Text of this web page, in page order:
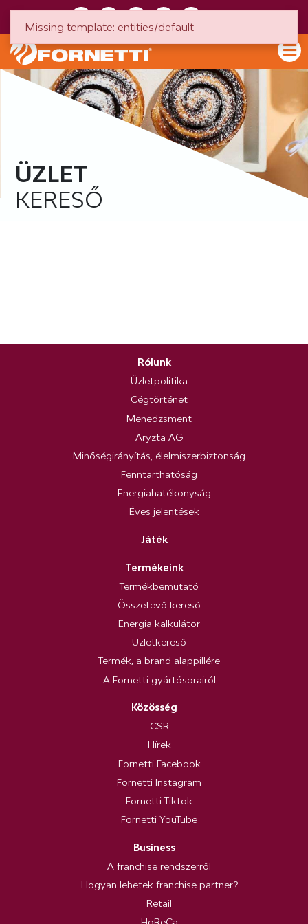
ÜZLET
KERESŐ
Rólunk
Üzletpolitika
Cégtörténet
Menedzsment
Aryzta AG
Minőségirányítás, élelmiszerbiztonság
Fenntarthatóság
Energiahatékonyság
Éves jelentések
Játék
Termékeink
Termékbemutató
Összetevő kereső
Energia kalkulátor
Üzletkereső
Termék, a brand alappillére
A Fornetti gyártósorairól
Közösség
CSR
Hírek
Fornetti Facebook
Fornetti Instagram
Fornetti Tiktok
Fornetti YouTube
Business
A franchise rendszerről
Hogyan lehetek franchise partner?
Retail
Missing template: entities/default